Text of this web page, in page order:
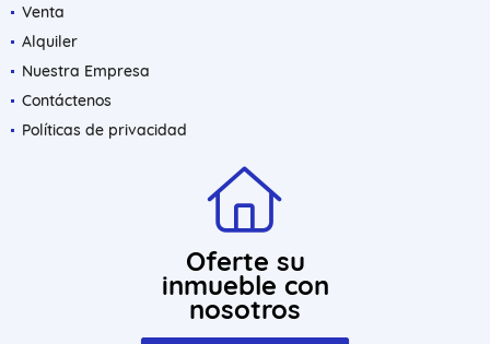
Venta
Alquiler
Nuestra Empresa
Contáctenos
Políticas de privacidad
Oferte su
inmueble con
nosotros